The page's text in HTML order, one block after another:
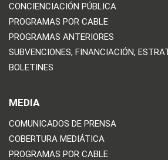
CONCIENCIACIÓN PÚBLICA
PROGRAMAS POR CABLE
PROGRAMAS ANTERIORES
SUBVENCIONES, FINANCIACIÓN,
BOLETINES
MEDIA
COMUNICADOS DE PRENSA
COBERTURA MEDIÁTICA
PROGRAMAS POR CABLE